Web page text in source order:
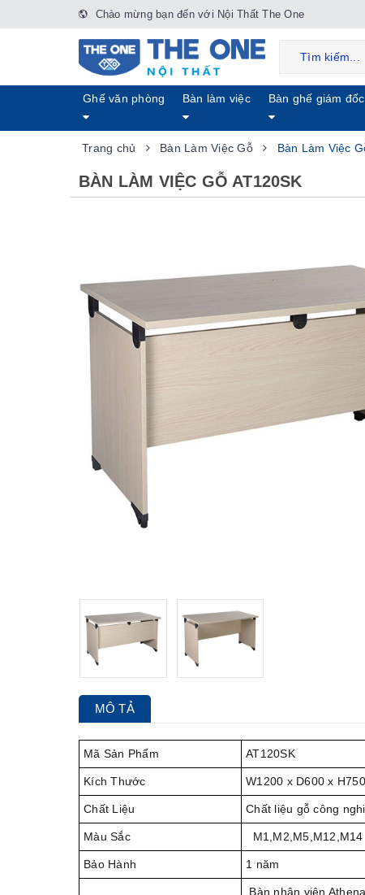
Chào mừng bạn đến với Nội Thất The One
Ghế văn phòng Bàn làm việc Bàn ghế giám đốc
Trang chủ Bàn Làm Việc Gỗ Bàn Làm Việc
BÀN LÀM VIỆC GỖ AT120SK
MÔ TẢ
Mã Sản Phẩm AT120SK
Kích Thước W1200 x D600 x
Chất Liệu Chất liệu gỗ công
Màu Sắc M1,M2,M5,M12,M14
Bảo Hành 1 năm
Bàn nhân viên